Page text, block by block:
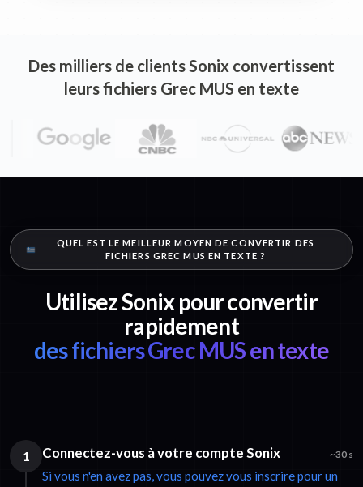
Des milliers de clients Sonix convertissent
leurs fichiers Grec MUS en texte
QUEL EST LE MEILLEUR MOYEN DE CONVERTIR DES
FICHIERS GREC MUS EN TEXTE ?
Utilisez Sonix pour convertir
rapidement
des fichiers Grec MUS en texte
1 Connectez-vous à votre compte Sonix ~30 s
Si vous n'en avez pas, vous pouvez vous inscrire pour un